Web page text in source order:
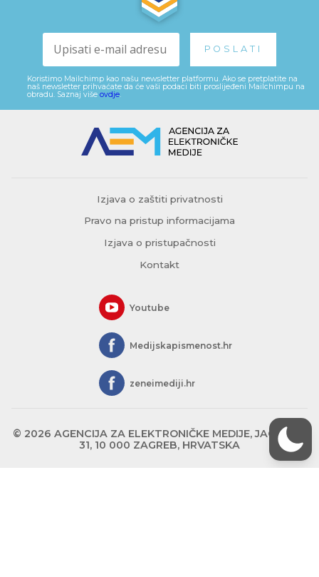
Koristimo Mailchimp kao našu newsletter platformu. Ako se pretplatite na
naš newsletter prihvaćate da će vaši podaci biti proslijeđeni Mailchimpu na
obradu. Saznaj više ovdje.
Izjava o zaštiti privatnosti
Pravo na pristup informacijama
Izjava o pristupačnosti
Kontakt
Youtube
Medijskapismenost.hr
zeneimediji.hr
© 2026 AGENCIJA ZA ELEKTRONIČKE MEDIJE, JAGIĆEVA
31, 10 000 ZAGREB, HRVATSKA